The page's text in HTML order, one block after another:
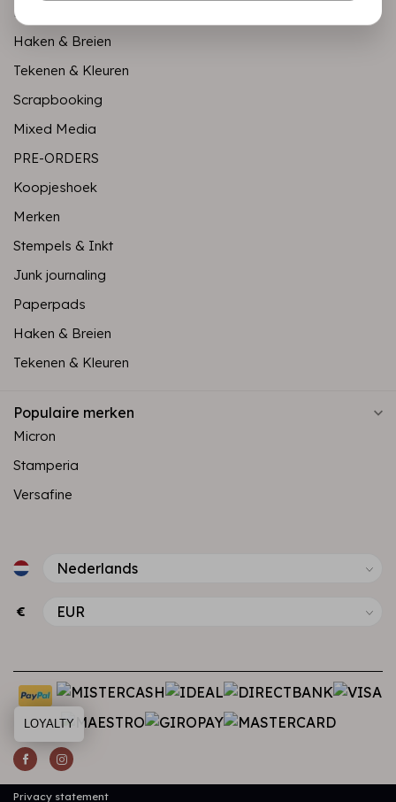
Paperpads
Haken & Breien
Tekenen & Kleuren
Scrapbooking
Mixed Media
PRE-ORDERS
Koopjeshoek
Merken
Stempels & Inkt
Junk journaling
Paperpads
Haken & Breien
Tekenen & Kleuren
Populaire merken
Micron
Stamperia
Versafine
€
Privacy statement
LOYALTY